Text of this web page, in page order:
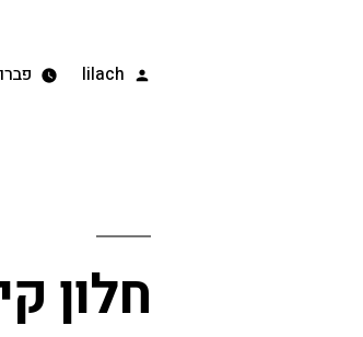
lilach פברואר
חלון